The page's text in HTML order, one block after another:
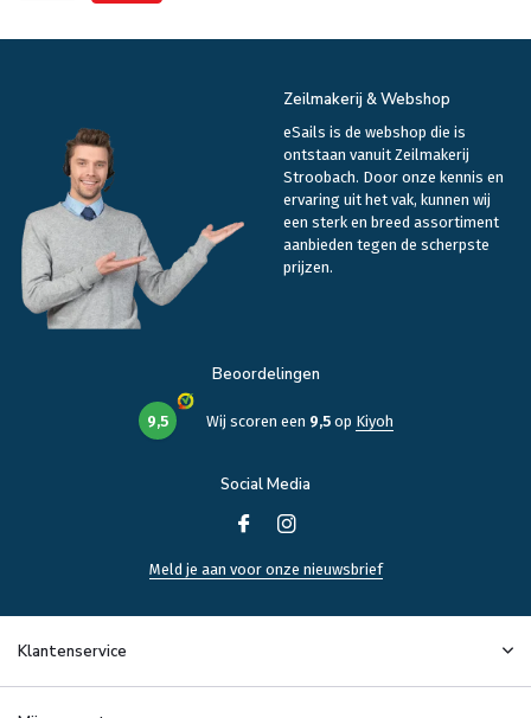
Zeilmakerij & Webshop
eSails is de webshop die is
ontstaan vanuit Zeilmakerij
Stroobach. Door onze kennis en
ervaring uit het vak, kunnen wij
een sterk en breed assortiment
aanbieden tegen de scherpste
prijzen.
Beoordelingen
9,5 Wij scoren een 9,5op Kiyoh
Social Media
Meld je aan voor onze nieuwsbrief
Klantenservice